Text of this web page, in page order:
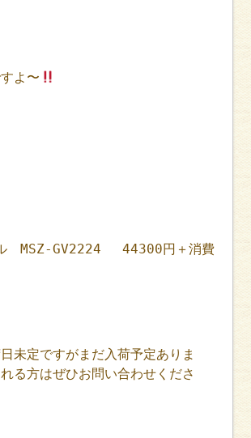
よ〜
MSZ-GV2224 44300円＋消費
未定ですがまだ入荷予定ありま
る方はぜひお問い合わせくださ